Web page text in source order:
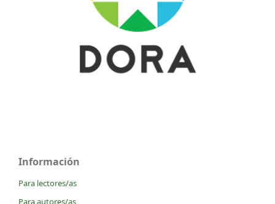
Información
Para lectores/as
Para autores/as